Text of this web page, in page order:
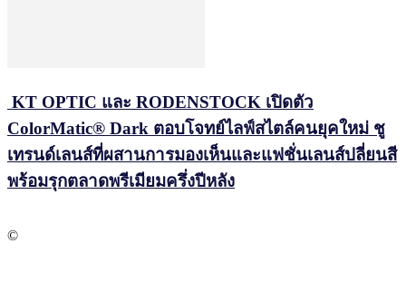
KT OPTIC และ RODENSTOCK เปิดตัว
ColorMatic® Dark ตอบโจทย์ไลฟ์สไตล์คนยุคใหม่ ชู
เทรนด์เลนส์ที่ผสานการมองเห็นและแฟชั่นเลนส์ปลี่ยนสี
พร้อมรุกตลาดพรีเมียมครึ่งปีหลัง
©